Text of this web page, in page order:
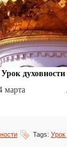
Урок духовности
марта
Tags: Урок